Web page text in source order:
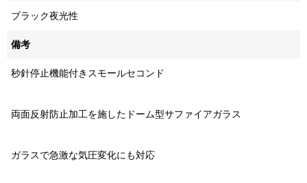
ブラック夜光性
備考
秒針停止機能付きスモールセコンド
両面反射防止加工を施したドーム型サファイアガラス
ガラスで急激な気圧変化にも対応